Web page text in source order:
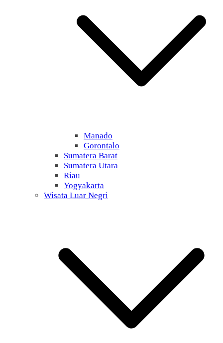
Manado
Gorontalo
Sumatera Barat
Sumatera Utara
Riau
Yogyakarta
Wisata Luar Negri